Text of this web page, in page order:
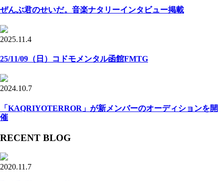
ぜんぶ君のせいだ。音楽ナタリーインタビュー掲載
2025.11.4
25/11/09（日）コドモメンタル函館FMTG
2024.10.7
「KAQRIYOTERROR」が新メンバーのオーディションを開
催
RECENT BLOG
2020.11.7